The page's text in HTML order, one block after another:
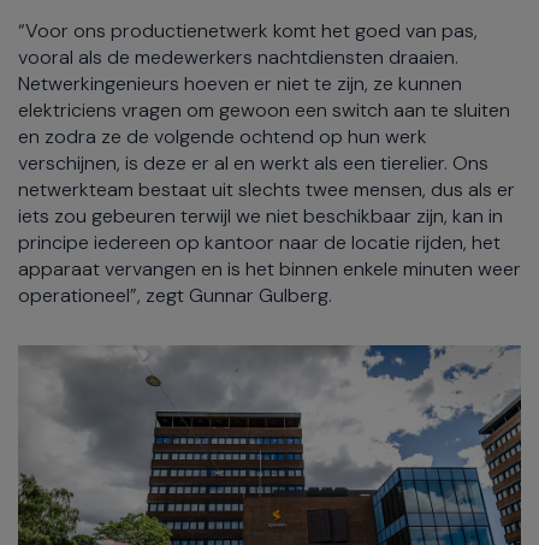
“Voor ons productienetwerk komt het goed van pas,
vooral als de medewerkers nachtdiensten draaien.
Netwerkingenieurs hoeven er niet te zijn, ze kunnen
elektriciens vragen om gewoon een switch aan te sluiten
en zodra ze de volgende ochtend op hun werk
verschijnen, is deze er al en werkt als een tierelier. Ons
netwerkteam bestaat uit slechts twee mensen, dus als er
iets zou gebeuren terwijl we niet beschikbaar zijn, kan in
principe iedereen op kantoor naar de locatie rijden, het
apparaat vervangen en is het binnen enkele minuten weer
operationeel”, zegt Gunnar Gulberg.